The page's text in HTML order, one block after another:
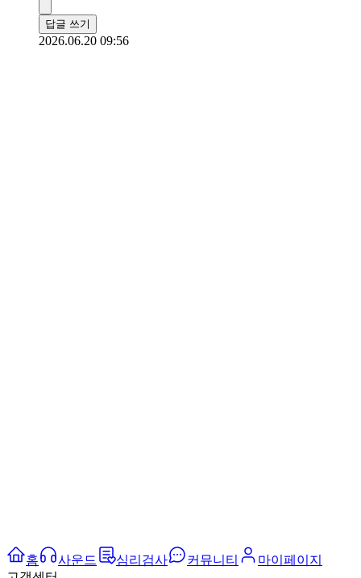
답글 쓰기
2026.06.20 09:56
홈 사운드 심리검사 커뮤니티
마이페이지